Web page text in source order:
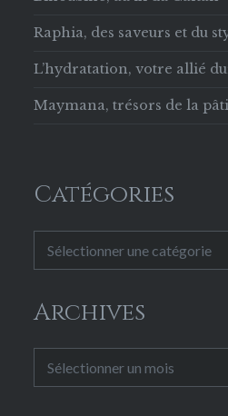
Raphia, des saveurs et du
L’hydratation, votre allié
Maymana, trésors de la
Catégories
Archives